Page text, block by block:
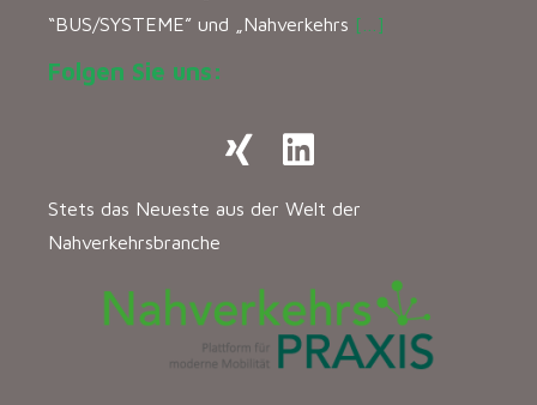
“BUS/SYSTEME” und „Nahverkehrs […]
Folgen Sie uns:
Stets das Neueste aus der Welt der
Nahverkehrsbranche